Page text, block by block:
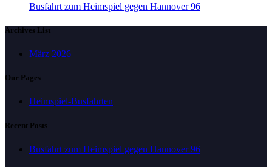
Busfahrt zum Heimspiel gegen Hannover 96
Archives List
März 2026
Our Pages
Heimspiel-Busfahrten
Recent Posts
Busfahrt zum Heimspiel gegen Hannover 96